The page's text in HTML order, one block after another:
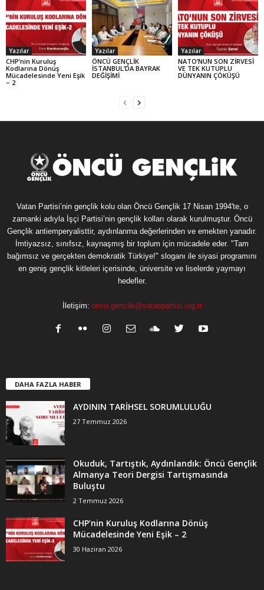
Yazılar
CHP’nin Kuruluş
Kodlarına Dönüş
Mücadelesinde Yeni Eşik
– 2
Yazılar
ÖNCÜ GENÇLİK
İSTANBUL’DA BAYRAK
DEĞİŞİMİ
Yazılar
NATO’NUN SON ZİRVESİ
VE TEK KUTUPLU
DÜNYANIN ÇÖKÜŞÜ
Vatan Partisi’nin gençlik kolu olan Öncü Gençlik 17 Nisan 1994'te, o
zamanki adıyla İşçi Partisi’nin gençlik kolları olarak kurulmuştur. Öncü
Gençlik antiemperyalisttir, aydınlanma değerlerinden ve emekten yanadır.
İmtiyazsız, sınıfsız, kaynaşmış bir toplum için mücadele eder. "Tam
bağımsız ve gerçekten demokratik Türkiye!" sloganı ile siyasi programını
en geniş gençlik kitleleri içerisinde, üniversite ve liselerde yaymayı
hedefler.
İletişim: oncu.genclik@vatanpartisi.org.tr
DAHA FAZLA HABER
AYDININ TARİHSEL SORUMLULUĞU
27 Temmuz 2026
Okuduk, Tartıştık, Aydınlandık: Öncü Gençlik
Almanya Teori Dergisi Tartışmasında
Buluştu
2 Temmuz 2026
CHP’nin Kuruluş Kodlarına Dönüş
Mücadelesinde Yeni Eşik – 2
30 Haziran 2026